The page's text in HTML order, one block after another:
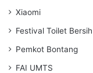
Xiaomi
Festival Toilet Bersih
Pemkot Bontang
FAI UMTS